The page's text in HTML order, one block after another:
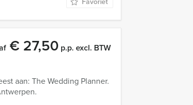
€ 27,50 p.p. excl. BTW
aan: The Wedding Planner.